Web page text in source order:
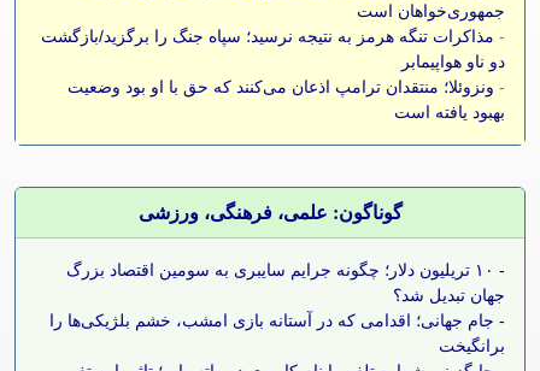
جمهوری‌خواهان است
- مذاکرات تنگه هرمز به نتیجه نرسید؛ سپاه جنگ را برگزید/بازگشت
دو ناو هواپیمابر
- ونزوئلا؛ منتقدان ترامپ اذعان می‌کنند که حق با او بود وضعیت
بهبود یافته است
گوناگون: علمی، فرهنگی، ورزشی
-
۱۰ تریلیون دلار؛ چگونه جرایم سایبری به سومین اقتصاد بزرگ
جهان تبدیل شد؟
- جام جهانی؛ اقدامی که در آستانه بازی امشب، خشم بلژیکی‌ها را
برانگیخت